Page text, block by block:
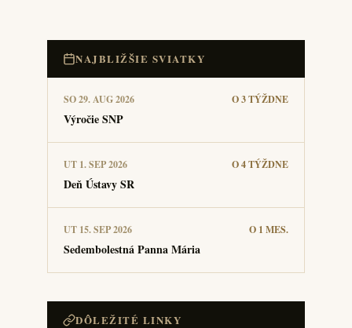
NAJBLIŽŠIE SVIATKY
SO 29. AUG 2026 O 3 TÝŽDNE
Výročie SNP
UT 1. SEP 2026 O 4 TÝŽDNE
Deň Ústavy SR
UT 15. SEP 2026 O 1 MES.
Sedembolestná Panna Mária
DÔLEŽITÉ LINKY